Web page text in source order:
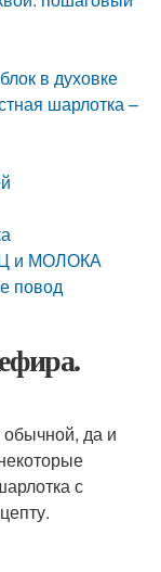
в духовке
шарлотка –
и МОЛОКА
повод
обычной, да и
с